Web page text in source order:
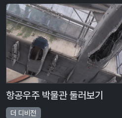
항공우주 박물관 둘러보기
더 디비전